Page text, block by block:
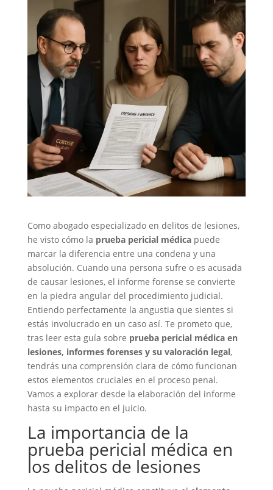
Como abogado especializado en delitos de lesiones,
he visto cómo la prueba pericial médicapuede
marcar la diferencia entre una condena y una
absolución. Cuando una persona sufre o es acusada
de causar lesiones, el informe forense se convierte
en la piedra angular del procedimiento judicial.
Entiendo perfectamente la angustia que sientes si
estás involucrado en un caso así. Te prometo que,
tras leer esta guía sobre prueba pericial médica en
lesiones, informes forenses y su valoración legal,
tendrás una comprensión clara de cómo funcionan
estos elementos cruciales en el proceso penal.
Vamos a explorar desde la elaboración del informe
hasta su impacto en el juicio.
La importancia de la
prueba pericial médica en
los delitos de lesiones